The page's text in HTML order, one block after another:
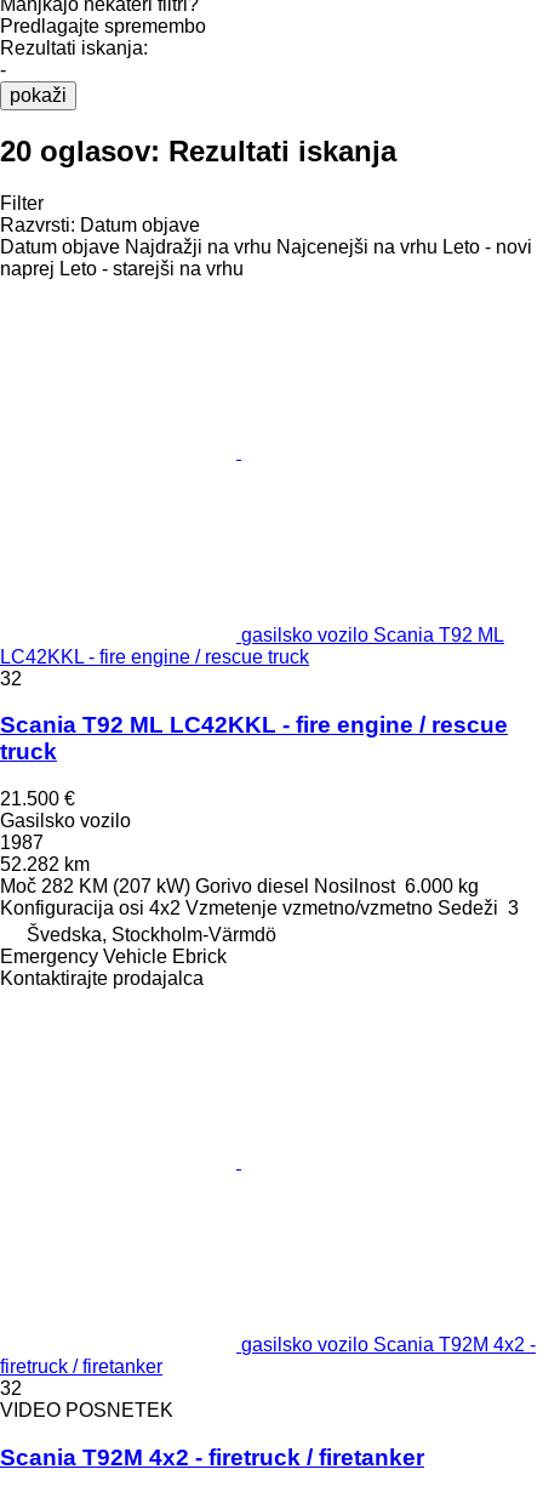
Predlagajte spremembo
Rezultati iskanja:
-
pokaži
20 oglasov: Rezultati iskanja
Filter
Razvrsti: Datum objave
Datum objave Najdražji na vrhu Najcenejši na vrhu Leto - novi
naprej Leto - starejši na vrhu
gasilsko vozilo Scania T92 ML
LC42KKL - fire engine / rescue truck
32
Scania T92 ML LC42KKL - fire engine / rescue
truck
21.500 €
Gasilsko vozilo
1987
52.282 km
Moč 282 KM (207 kW) Gorivo diesel Nosilnost 6.000 kg
Konfiguracija osi 4x2 Vzmetenje vzmetno/vzmetno Sedeži 3
Švedska, Stockholm-Värmdö
Emergency Vehicle Ebrick
Kontaktirajte prodajalca
gasilsko vozilo Scania T92M 4x2 -
firetruck / firetanker
32
VIDEO POSNETEK
Scania T92M 4x2 - firetruck / firetanker